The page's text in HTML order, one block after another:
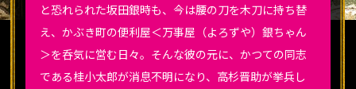
と恐れられた坂田銀時も、今は腰の刀を木刀に持ち替
え、かぶき町の便利屋＜万事屋（よろずや）銀ちゃん
＞を呑気に営む日々。そんな彼の元に、かつての同志
である桂小太郎が消息不明になり、高杉晋助が挙兵し